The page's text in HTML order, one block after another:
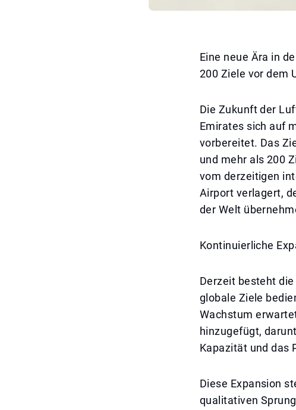
Eine neue Ära in
200 Ziele vor dem
Die Zukunft der
Emirates sich auf
vorbereitet. Das
und mehr als 200
vom derzeitigen
Airport verlagert,
der Welt
Kontinuierliche
Derzeit besteht
globale Ziele
Wachstum
hinzugefügt,
Kapazität und das
Diese Expansion
qualitativen